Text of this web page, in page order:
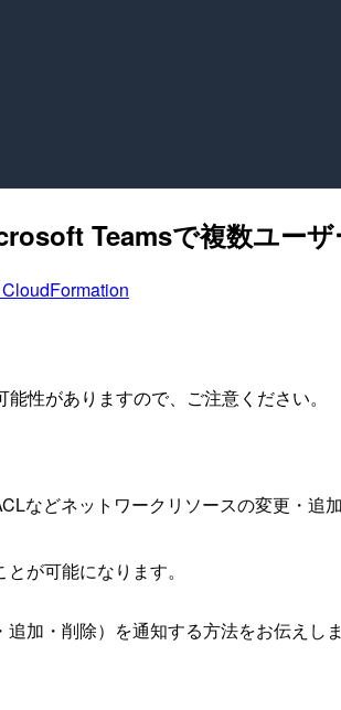
Teamsで複数ユー
性がありますので、ご注意ください。
などネットワークリソースの変更・
が可能になります。
加・削除）を通知する方法をお伝えしま